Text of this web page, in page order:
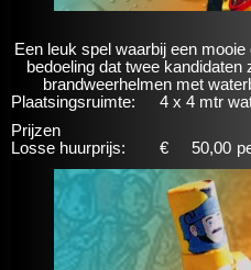
Een leuk spel waarbij een
bedoeling dat twee
brandweerhelmen met
Plaatsingsruimte:
4 x 4 mtr
Prijzen
Losse huurprijs:
€ 50,00